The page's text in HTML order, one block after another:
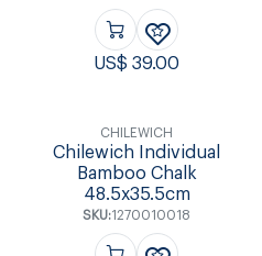
US$39.00
CHILEWICH
Chilewich Individual
Bamboo Chalk
48.5x35.5cm
SKU:1270010018